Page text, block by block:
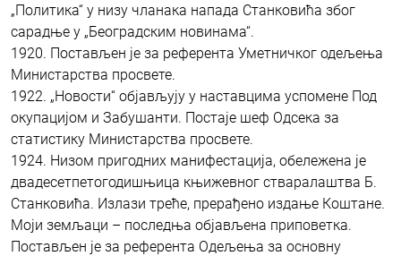
„Политика“ у низу чланака напада Станковића због
сарадње у „Београдским новинама“.
1920. Постављен је за референта Уметничког одељења
Министарства просвете.
1922. „Новости“ објављују у наставцима успомене Под
окупацијом и Забушанти. Постаје шеф Одсека за
статистику Министарства просвете.
1924. Низом пригодних манифестација, обележена је
двадесетпетогодишњица књижевног стваралаштва Б.
Станковића. Излази треће, прерађено издање Коштане.
Моји земљаци – последња објављена приповетка.
Постављен је за референта Одељења за основну